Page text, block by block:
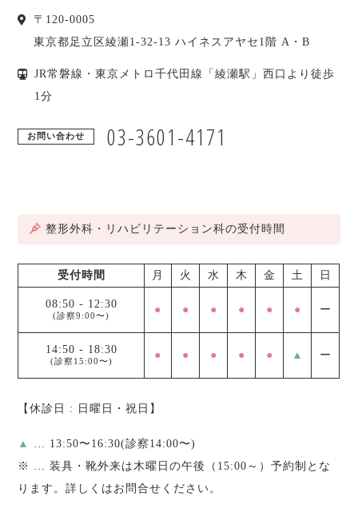
〒 120-0005
東京都 足立区綾瀬1-32-13 ハイネスアヤセ1階 A・B
JR常磐線・東京メトロ千代田線「綾瀬駅」西口より徒歩
1分
お問い合わせ 03-3601-4171
整形外科・リハビリテーション科の受付時間
受付時間 月 火 水 木 金 土 日
08:50 - 12:30
(診察9:00〜) ● ● ● ● ● ● ー
14:50 - 18:30
(診察15:00〜) ● ● ● ● ● ▲ ー
【休診日 : 日曜日・祝日】
▲
… 13:50〜16:30(診察14:00〜)
※
… 装具・靴外来は木曜日の午後（15:00～）予約制とな
ります。詳しくはお問合せください。